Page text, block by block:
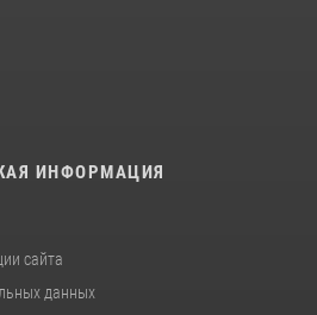
ИНФОРМАЦИЯ
сайта
данных